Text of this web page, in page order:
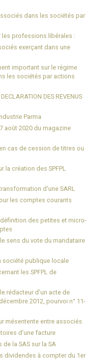
dans les sociétés par
les professions libérales :
exerçant dans une
important sur le régime
les sociétés par actions
DES REVENUS
Parma
août 2020 du magazine
cas de cession de titres ou
la création des SPFPL
d'une SARL
les comptes courants
définition des petites et micro-
sens du vote du mandataire
société publique locale
les SPFPL de
rédacteur d’un acte de
2012, pourvoi n° 11-
mésentente entre associés
d’une facture
la SAS sur la SA
dividendes à compter du 1er